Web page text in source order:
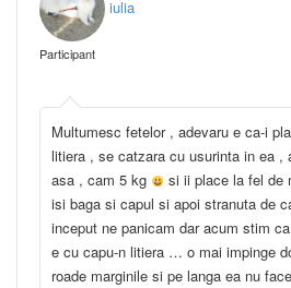
iulia
Participant
Multumesc fetelor , adevaru e ca-i
litiera , se catzara cu usurinta in ea ,
asa , cam 5 kg
si ii place la fel de
isi baga si capul si apoi stranuta de
inceput ne panicam dar acum stim
e cu capu-n litiera … o mai impinge
roade marginile si pe langa ea nu